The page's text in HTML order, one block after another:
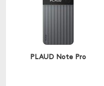
PLAUD Note Pro